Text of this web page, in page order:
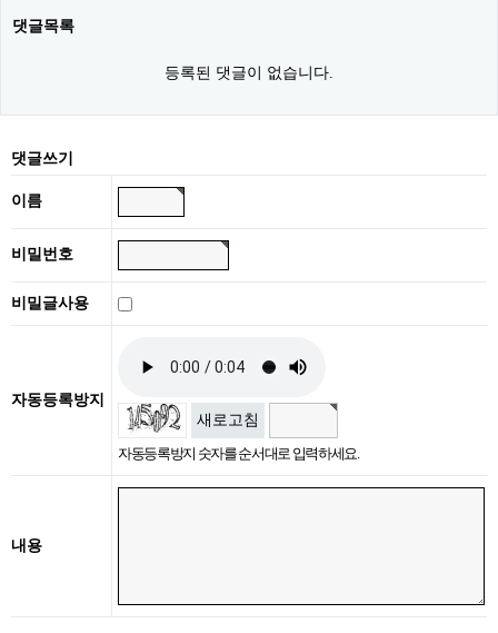
댓글목록
등록된 댓글이 없습니다.
댓글쓰기
이름
비밀번호
비밀글사용
자동등록방지
새로고침
자동등록방지 숫자를 순서대로 입력하세요.
내용